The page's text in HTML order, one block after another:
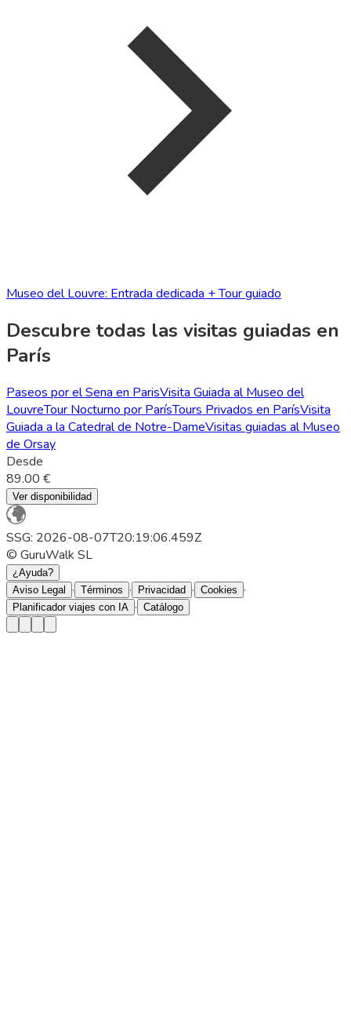
Museo del Louvre: Entrada dedicada + Tour guiado
Descubre todas las visitas guiadas en
París
Paseos por el Sena en ParisVisita Guiada al Museo del
LouvreTour Nocturno por ParísTours Privados en ParísVisita
Guiada a la Catedral de Notre-DameVisitas guiadas al Museo
de Orsay
Desde
89.00 €
Ver disponibilidad
SSG: 2026-08-07T20:19:06.459Z
© GuruWalk SL
¿Ayuda?
Aviso Legal
· Términos · Privacidad · Cookies ·
Planificador viajes con IA · Catálogo